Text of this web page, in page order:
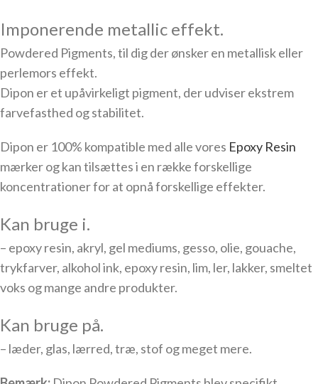
Imponerende metallic effekt.
Powdered Pigments, til dig der ønsker en metallisk eller
perlemors effekt.
Dipon er et upåvirkeligt pigment, der udviser ekstrem
farvefasthed og stabilitet.
Dipon er 100% kompatible med alle vores Epoxy Resin
mærker og kan tilsættes i en række forskellige
koncentrationer for at opnå forskellige effekter.
Kan bruge i.
– epoxy resin, akryl, gel mediums, gesso, olie, gouache,
trykfarver, alkohol ink, epoxy resin, lim, ler, lakker, smeltet
voks og mange andre produkter.
Kan bruge på.
– læder, glas, lærred, træ, stof og meget mere.